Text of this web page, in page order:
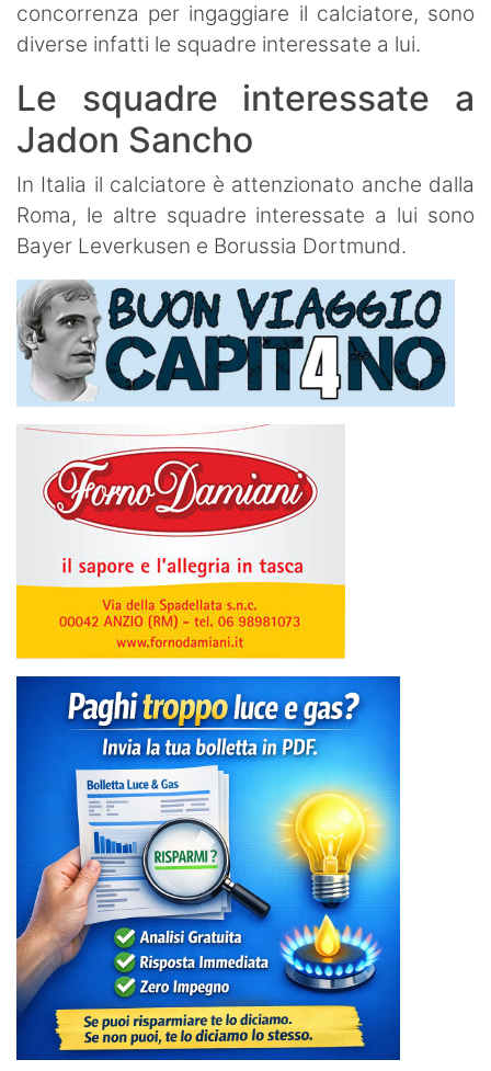
concorrenza per ingaggiare il calciatore, sono
diverse infatti le squadre interessate a lui.
Le squadre interessate a
Jadon Sancho
In Italia il calciatore è attenzionato anche dalla
Roma, le altre squadre interessate a lui sono
Bayer Leverkusen e Borussia Dortmund.